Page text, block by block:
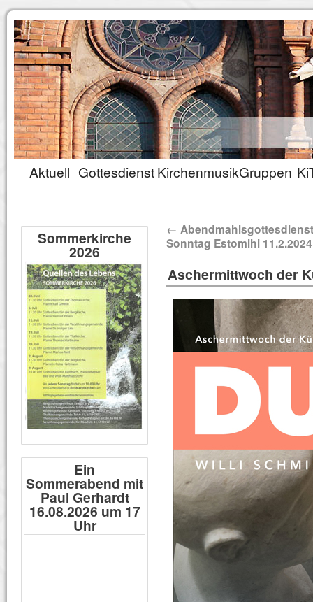
Aktuell GottesdienstKirchenmusikGruppen
←
Sonntag Estomihi 11.2.2024
Aschermittwoch der
Sommerkirche
2026
Ein
Sommerabend mit
Paul Gerhardt
16.08.2026 um 17
Uhr